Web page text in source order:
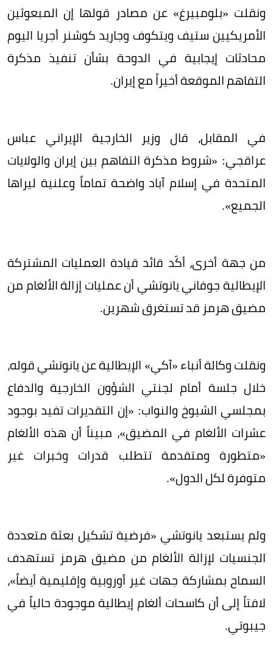
ونقلت «بلومبيرغ» عن مصادر قولها إن المبعوثين
الأمريكيين ستيف ويتكوف وجاريد كوشنر أجريا اليوم
محادثات إيجابية في الدوحة بشأن تنفيذ مذكرة
التفاهم الموقعة أخيراً مع إيران.
في المقابل، قال وزير الخارجية الإيراني عباس
عراقجي: «شروط مذكرة التفاهم بين إيران والولايات
المتحدة في إسلام آباد واضحة تماماً وعلنية ليراها
الجميع».
من جهة أخرى، أكّد قائد قيادة العمليات المشتركة
الإيطالية جوفاني يانوتشي أن عمليات إزالة الألغام من
مضيق هرمز قد تستغرق شهرين.
ونقلت وكالة أنباء «آكي» الإيطالية عن يانوتشي قوله،
خلال جلسة أمام لجنتي الشؤون الخارجية والدفاع
بمجلسي الشيوخ والنواب: «إن التقديرات تفيد بوجود
عشرات الألغام في المضيق»، مبيناً أن هذه الألغام
«متطورة ومتقدمة تتطلب قدرات وخبرات غير
متوفرة لكل الدول».
ولم يستبعد يانوتشي «فرضية تشكيل بعثة متعددة
الجنسيات لإزالة الألغام من مضيق هرمز تستهدف
السماح بمشاركة جهات غير أوروبية وإقليمية أيضاً»،
لافتاً إلى أن كاسحات ألغام إيطالية موجودة حالياً في
جيبوتي.